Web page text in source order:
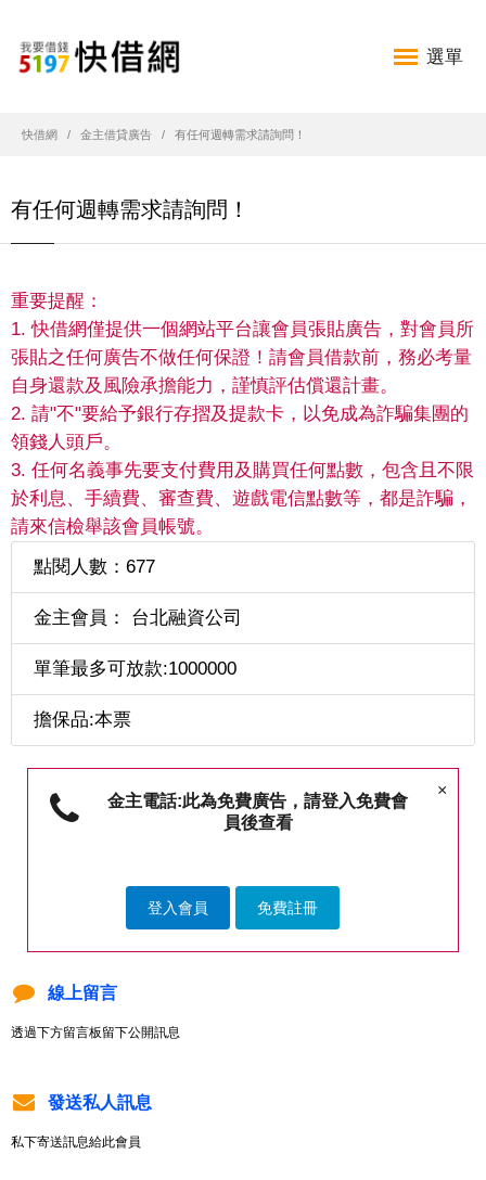
選單
快借網 金主借貸廣告 有任何週轉需求請詢問！
有任何週轉需求請詢問！
重要提醒：
1. 快借網僅提供一個網站平台讓會員張貼廣告，對會員所
張貼之任何廣告不做任何保證！請會員借款前，務必考量
自身還款及風險承擔能力，謹慎評估償還計畫。
2. 請"不"要給予銀行存摺及提款卡，以免成為詐騙集團的
領錢人頭戶。
3. 任何名義事先要支付費用及購買任何點數，包含且不限
於利息、手續費、審查費、遊戲電信點數等，都是詐騙，
請來信檢舉該會員帳號。
點閱人數：677
金主會員： 台北融資公司
單筆最多可放款:1000000
擔保品:本票
×
金主電話:此為免費廣告，請登入免費會
員後查看
登入會員 免費註冊
線上留言
透過下方留言板留下公開訊息
發送私人訊息
私下寄送訊息給此會員